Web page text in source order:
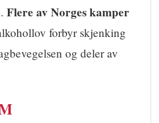
Flere av Norges kamper
forbyr skjenking
og deler av